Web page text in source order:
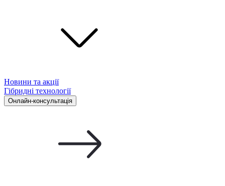
Новини та акції
Гібридні технології
Онлайн-консультація